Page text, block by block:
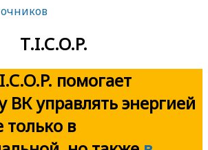
T.I.C.O.P.
помогает
ВК управлять энергией
только в